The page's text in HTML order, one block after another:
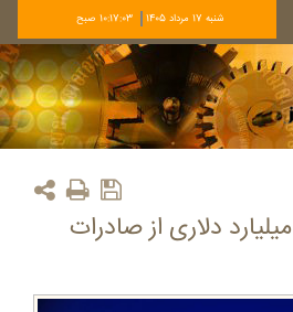
شنبه 17 مرداد 1405 10:17:03 صبح
ارزآوری بیش از ۳ میلیارد دلاری از صادرات